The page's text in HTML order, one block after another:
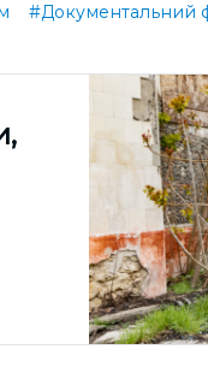
#Документальний